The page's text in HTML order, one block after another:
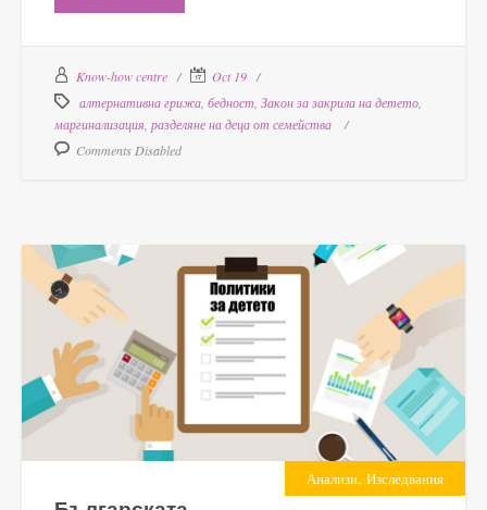
Know-how centre
Oct 19
алтернативна грижа бедност Закон за закрила на детето
маргинализация разделяне на деца от семейства
Comments Disabled
Анализи, Изследвания